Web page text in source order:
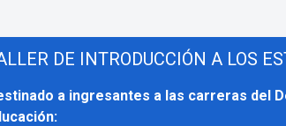
DE INTRODUCCIÓN A LOS
a ingresantes a las carreras del